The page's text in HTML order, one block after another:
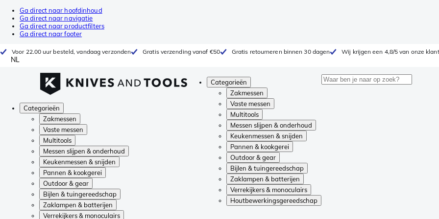
Ga direct naar hoofdinhoud
Ga direct naar navigatie
Ga direct naar productfilters
Ga direct naar footer
Voor 22.00 uur besteld, vandaag verzonden Gratis verzending vanaf €50 Gratis retourneren binnen 30 dagen Wij krijgen een 4,8/5 van onze
NL
Categorieën
Zakmessen
Vaste messen
Multitools
Messen slijpen & onderhoud
Keukenmessen & snijden
Pannen & kookgerei
Outdoor & gear
Bijlen & tuingereedschap
Zaklampen & batterijen
Verrekijkers & monoculairs
Houtbewerkingsgereedschap
Categorieën
Zakmessen
Vaste messen
Multitools
Messen slijpen & onderhoud
Keukenmessen & snijden
Pannen & kookgerei
Outdoor & gear
Bijlen & tuingereedschap
Zaklampen & batterijen
Verrekijkers & monoculairs